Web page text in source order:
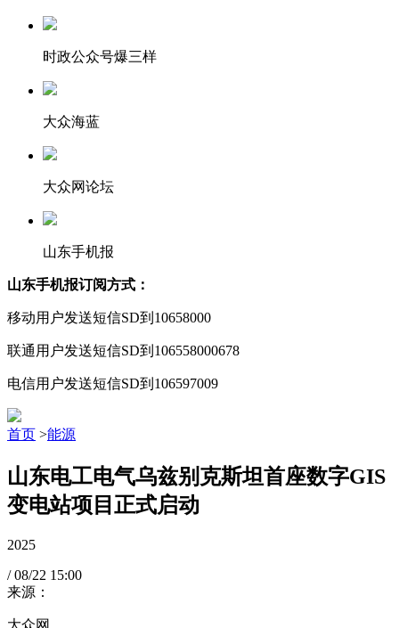
时政公众号爆三样
大众海蓝
大众网论坛
山东手机报
山东手机报订阅方式：
移动用户发送短信SD到10658000
联通用户发送短信SD到106558000678
电信用户发送短信SD到106597009
首页 >能源
山东电工电气乌兹别克斯坦首座数字GIS
变电站项目正式启动
2025
/ 08/22 15:00
来源：
大众网